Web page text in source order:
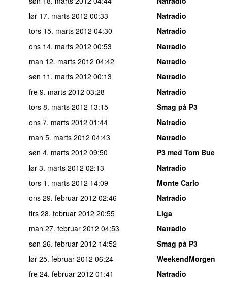
lør 17. marts 2012 00:33
Natradio
tors 15. marts 2012 04:30
Natradio
ons 14. marts 2012 00:53
Natradio
man 12. marts 2012 04:42
Natradio
søn 11. marts 2012 00:13
Natradio
fre 9. marts 2012 03:28
Natradio
tors 8. marts 2012 13:15
Smag på P3
ons 7. marts 2012 01:44
Natradio
man 5. marts 2012 04:43
Natradio
søn 4. marts 2012 09:50
P3 med Tom Bue
lør 3. marts 2012 02:13
Natradio
tors 1. marts 2012 14:09
Monte Carlo
ons 29. februar 2012 02:46
Natradio
tirs 28. februar 2012 20:55
Liga
man 27. februar 2012 04:53
Natradio
søn 26. februar 2012 14:52
Smag på P3
lør 25. februar 2012 06:24
WeekendMorgen
fre 24. februar 2012 01:41
Natradio